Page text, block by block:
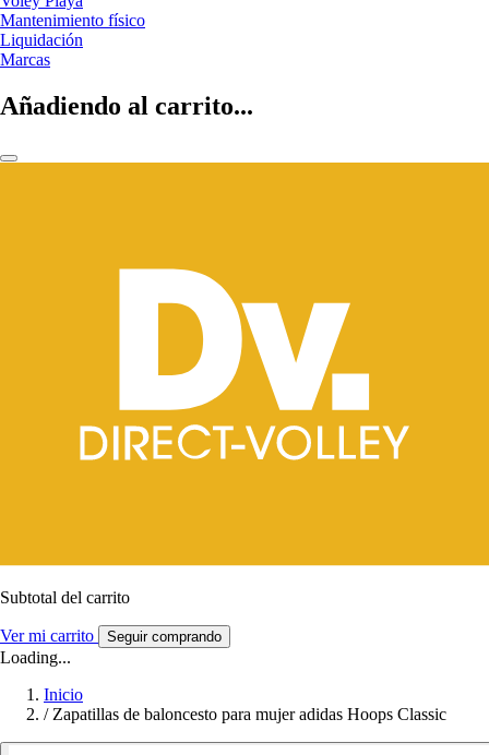
Mantenimiento físico
Liquidación
Marcas
Añadiendo al carrito...
Subtotal del carrito
Ver mi carrito Seguir comprando
Loading...
Inicio
/ Zapatillas de baloncesto para mujer adidas Hoops Classic